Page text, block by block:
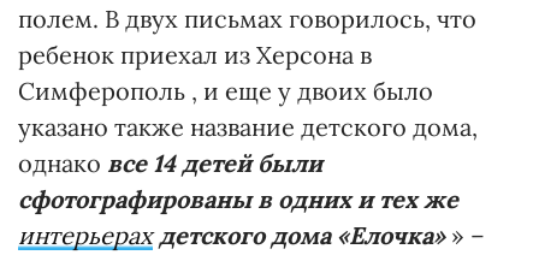
полем. В двух письмах говорилось, что
ребенок приехал из Херсона в
Симферополь , и еще у двоих было
указано также название детского дома,
однако все 14 детей были
сфотографированы в одних и тех же
интерьерах детского дома «Елочка»» –